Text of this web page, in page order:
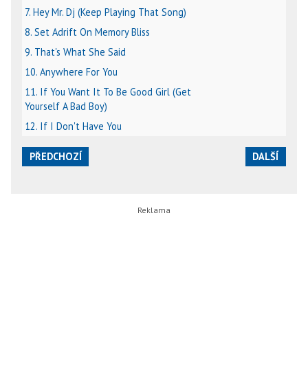
7. Hey Mr. Dj (Keep Playing That Song)
8. Set Adrift On Memory Bliss
9. That's What She Said
10. Anywhere For You
11. If You Want It To Be Good Girl (Get
Yourself A Bad Boy)
12. If I Don't Have You
PŘEDCHOZÍ DALŠÍ